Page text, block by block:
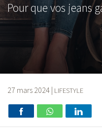
Pour que vos jeans
27 mars 2024 | LIFESTYLE